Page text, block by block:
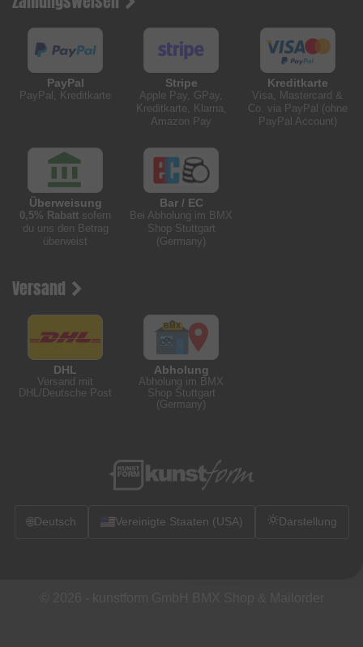
PayPal
PayPal, Kreditkarte
Stripe
Apple Pay, GPay,
Kreditkarte, Klarna,
Amazon Pay
Kreditkarte
Visa, Mastercard &
Co. via PayPal (ohne
PayPal Account)
Überweisung
0,5% Rabatt sofern
du uns den Betrag
überweist
Bar / EC
Bei Abholung im BMX
Shop Stuttgart
(Germany)
Versand
DHL
Versand mit
DHL/Deutsche Post
Abholung
Abholung im BMX
Shop Stuttgart
(Germany)
🌐Deutsch Vereinigte Staaten (USA) Darstellung